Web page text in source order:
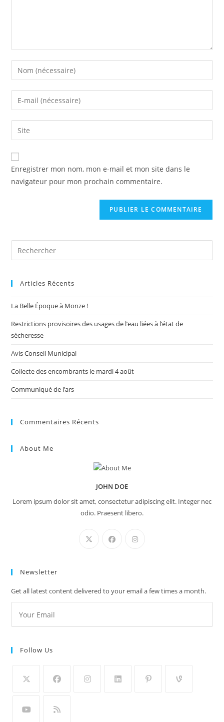
Enter
your
name
comment
Enter
your
email
address
comment
Saisir
l’URL
de
votre
(facultatif)
Enregistrer mon nom, mon e-mail et mon site dans le
navigateur pour mon prochain commentaire.
Articles Récents
La Belle Époque à Monze !
Restrictions provisoires des usages de l’eau liées à l’état de
sècheresse
Avis Conseil Municipal
Collecte des encombrants le mardi 4 août
Communiqué de l’ars
Commentaires Récents
About Me
JOHN DOE
Lorem ipsum dolor sit amet, consectetur adipiscing elit. Integer nec
odio. Praesent libero.
Newsletter
Get all latest content delivered to your email a few times a month.
Follow Us